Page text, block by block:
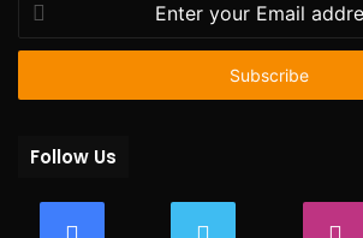
your
Email
Follow Us